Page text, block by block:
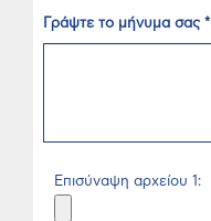
Γράψτε το μήνυμα σας *
Επισύναψη αρχείου 1: